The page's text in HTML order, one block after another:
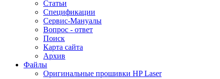
Статьи
Спецификации
Сервис-Мануалы
Вопрос - ответ
Поиск
Карта сайта
Архив
Файлы
Оригинальные прошивки HP Laser